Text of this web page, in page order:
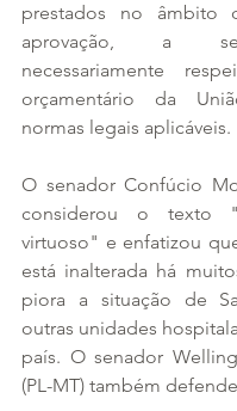
prestados no âmbito
aprovação, a
necessariamente
orçamentário da
normas legais aplicáveis.
O senador Confúcio
considerou o texto
virtuoso" e enfatizou
está inalterada há
piora a situação de
outras unidades
país. O senador
(PL-MT) também